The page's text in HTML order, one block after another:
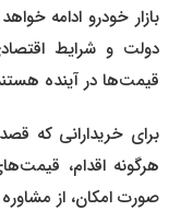
بازار خودرو ادامه
دولت و شرایط اقتصادی
قیمت‌ها در آینده هستند.
برای خریدارانی که قصد
هرگونه اقدام، قیمت‌های
صورت امکان، از مشاوره